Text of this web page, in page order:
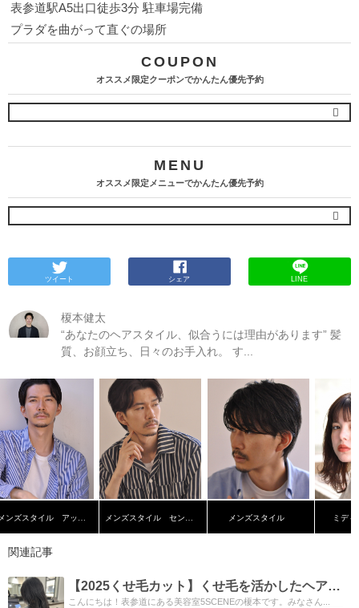
表参道駅A5出口徒歩3分 駐車場完備
プラダを曲がって直ぐの場所
COUPON
オススメ限定クーポンでかんたん優先予約
MENU
オススメ限定メニューでかんたん優先予約
ツイート シェア LINE
榎本健太
“あなたのヘアスタイル、似合うには理由があります” 髪
質、お顔立ち、日々のお手入れ。 す...
メンズスタイル アップバング メンズスタイル センターパート メンズスタイル ミデ
関連記事
【2025くせ毛カット】くせ毛を活かしたヘアスタイル
こんにちは！表参道にある美容室5SCENEの榎本です。みなさん...